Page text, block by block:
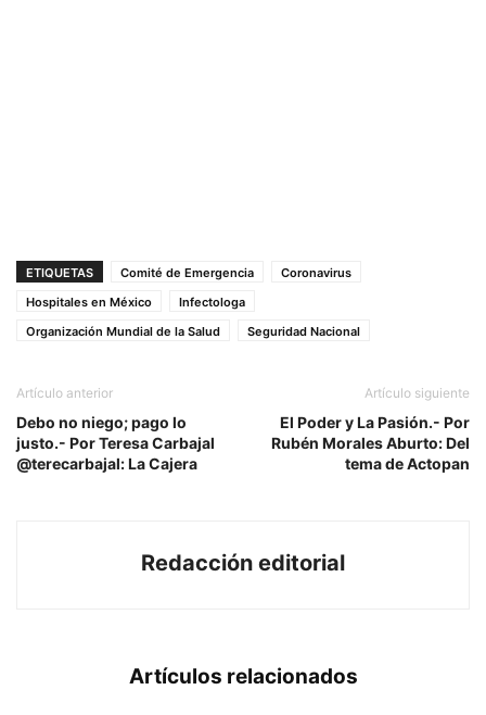
ETIQUETAS Comité de Emergencia
Coronavirus
Hospitales en México
Infectologa
Organización Mundial de la Salud
Seguridad Nacional
Artículo anterior
Debo no niego; pago lo
justo.- Por Teresa Carbajal
@terecarbajal: La Cajera
Artículo siguiente
El Poder y La Pasión.- Por
Rubén Morales Aburto: Del
tema de Actopan
Redacción editorial
Artículos relacionados